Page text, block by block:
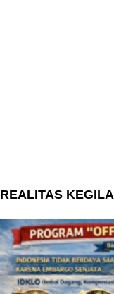
REALITAS